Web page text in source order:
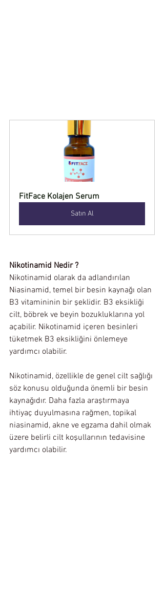
FitFace Kolajen Serum
Satın Al
Nikotinamid Nedir ?
Nikotinamid olarak da adlandırılan
Niasinamid, temel bir besin kaynağı olan
B3 vitamininin bir şeklidir. B3 eksikliği
cilt, böbrek ve beyin bozukluklarına yol
açabilir. Nikotinamid içeren besinleri
tüketmek B3 eksikliğini önlemeye
yardımcı olabilir.
Nikotinamid, özellikle de genel cilt sağlığı
söz konusu olduğunda önemli bir besin
kaynağıdır. Daha fazla araştırmaya
ihtiyaç duyulmasına rağmen, topikal
niasinamid, akne ve egzama dahil olmak
üzere belirli cilt koşullarının tedavisine
yardımcı olabilir.